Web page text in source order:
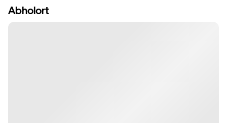
Abholort